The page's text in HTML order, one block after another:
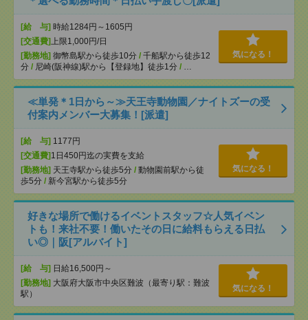
[給 与] 時給1284円～1605円
[交通費] 上限1,000円/日
[勤務地] 御幣島駅から徒歩10分 / 千船駅から徒歩12
分 / 尼崎(阪神線)駅から【登録地】徒歩1分 / …
気になる！
≪単発＊1日から～≫天王寺動物園／ナイトズーの受
付案内メンバー大募集！[派遣]
[給 与] 1177円
[交通費] 1日450円迄の実費を支給
[勤務地] 天王寺駅から徒歩5分 / 動物園前駅から徒
歩5分 / 新今宮駅から徒歩5分
気になる！
好きな場所で働けるイベントスタッフ☆人気イベン
トも！来社不要！働いたその日に給料もらえる日払
い◎｜阪[アルバイト]
[給 与] 日給16,500円～
[勤務地] 大阪府大阪市中央区難波（最寄り駅：難波
駅）
気になる！